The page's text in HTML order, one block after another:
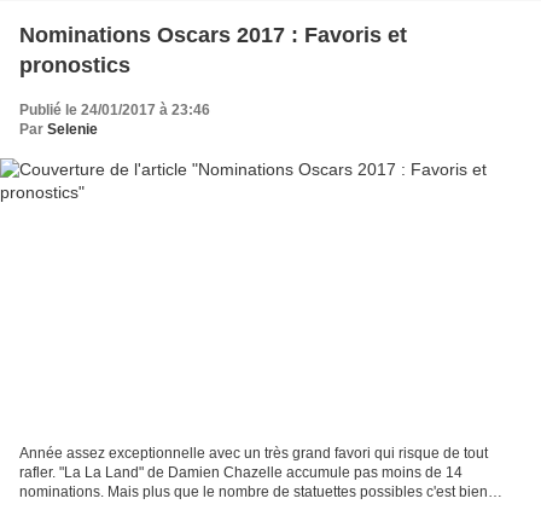
Nominations Oscars 2017 : Favoris et
pronostics
Publié le 24/01/2017 à 23:46
Par Selenie
Année assez exceptionnelle avec un très grand favori qui risque de tout
rafler. "La La Land" de Damien Chazelle accumule pas moins de 14
nominations. Mais plus que le nombre de statuettes possibles c'est bien